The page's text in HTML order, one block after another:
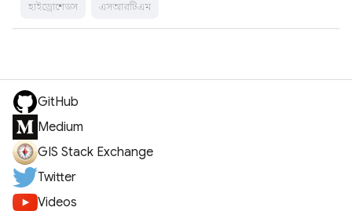
হাইড্রোশেডস এসআরটিএম
GitHub
Medium
GIS Stack Exchange
Twitter
Videos